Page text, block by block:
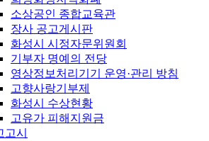
소상공인 종합교육관
장사 공고게시판
화성시 시정자문위원회
기부자 명예의 전당
영상정보처리기기 운영·관리 방침
고향사랑기부제
화성시 수상현황
고유가 피해지원금
고시